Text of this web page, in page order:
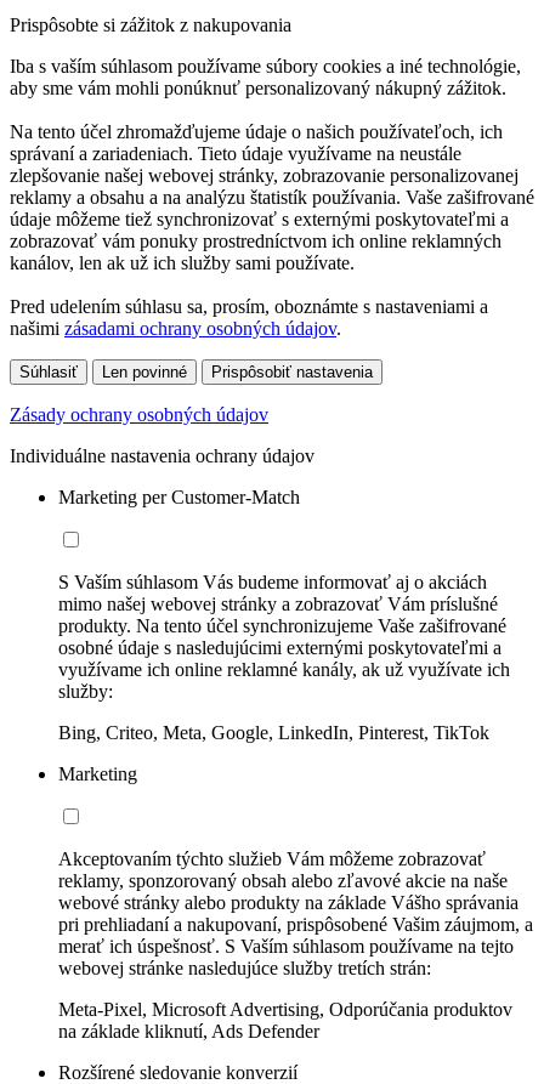
Prispôsobte si zážitok z nakupovania
Iba s vaším súhlasom používame súbory cookies a iné technológie,
aby sme vám mohli ponúknuť personalizovaný nákupný zážitok.
Na tento účel zhromažďujeme údaje o našich používateľoch, ich
správaní a zariadeniach. Tieto údaje využívame na neustále
zlepšovanie našej webovej stránky, zobrazovanie personalizovanej
reklamy a obsahu a na analýzu štatistík používania. Vaše zašifrované
údaje môžeme tiež synchronizovať s externými poskytovateľmi a
zobrazovať vám ponuky prostredníctvom ich online reklamných
kanálov, len ak už ich služby sami používate.
Pred udelením súhlasu sa, prosím, oboznámte s nastaveniami a
našimi zásadami ochrany osobných údajov.
Súhlasiť Len povinné Prispôsobiť nastavenia
Zásady ochrany osobných údajov
Individuálne nastavenia ochrany údajov
Marketing per Customer-Match
S Vaším súhlasom Vás budeme informovať aj o akciách
mimo našej webovej stránky a zobrazovať Vám príslušné
produkty. Na tento účel synchronizujeme Vaše zašifrované
osobné údaje s nasledujúcimi externými poskytovateľmi a
využívame ich online reklamné kanály, ak už využívate ich
služby:
Bing, Criteo, Meta, Google, LinkedIn, Pinterest, TikTok
Marketing
Akceptovaním týchto služieb Vám môžeme zobrazovať
reklamy, sponzorovaný obsah alebo zľavové akcie na naše
webové stránky alebo produkty na základe Vášho správania
pri prehliadaní a nakupovaní, prispôsobené Vašim záujmom, a
merať ich úspešnosť. S Vaším súhlasom používame na tejto
webovej stránke nasledujúce služby tretích strán:
Meta-Pixel, Microsoft Advertising, Odporúčania produktov
na základe kliknutí, Ads Defender
Rozšírené sledovanie konverzií